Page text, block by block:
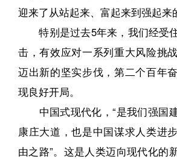
迎来了从站起来、富起来到强起来
特别是过去5年来，我们经受
击，有效应对一系列重大风险挑
迈出新的坚实步伐，第二个百年
现良好开局。
中国式现代化，“是我们强国
康庄大道，也是中国谋求人类进
由之路”。这是人类迈向现代化的